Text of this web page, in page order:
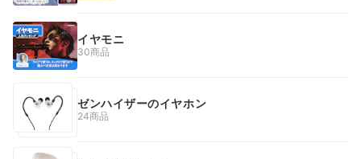
イヤモニ
30商品
ゼンハイザーのイヤホン
24商品